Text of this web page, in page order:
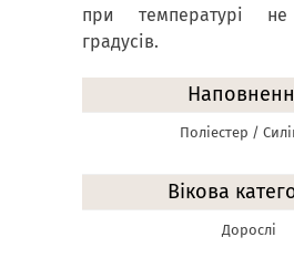
при температурі
градусів.
Поліестер /
Вікова
Дорослі